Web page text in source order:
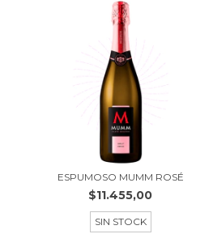
ESPUMOSO MUMM ROSÉ
$11.455,00
SIN STOCK